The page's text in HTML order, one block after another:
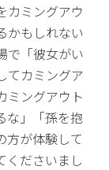
カミングアウ
かもしれない
で「彼女がい
てカミングア
ミングアウト
な」「孫を抱
方が体験して
くださいまし